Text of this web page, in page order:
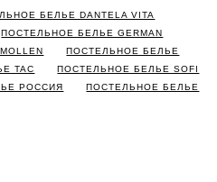
БЕЛЬЕ DANTELA VITA
ПОСТЕЛЬНОЕ БЕЛЬЕ GERMAN
ПОСТЕЛЬНОЕ БЕЛЬЕ
TAC
ПОСТЕЛЬНОЕ БЕЛЬЕ SOFI
РОССИЯ
ПОСТЕЛЬНОЕ БЕЛЬЕ